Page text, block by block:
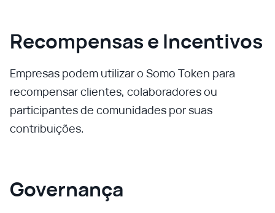
Recompensas e Incentivos
Empresas podem utilizar o Somo Token para
recompensar clientes, colaboradores ou
participantes de comunidades por suas
contribuições.
Governança